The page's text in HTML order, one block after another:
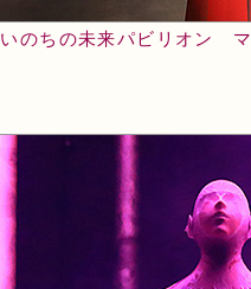
いのちの未来パビリオン